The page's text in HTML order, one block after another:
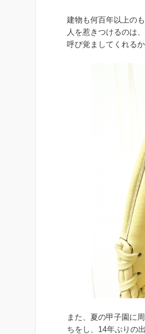
建物も何百年以上の
人を惹きつけるのは
呼び覚ましてくれる
また、夏の甲子園に
ちをし、14年ぶりの